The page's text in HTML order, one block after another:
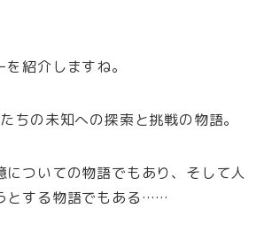
紹介しますね。
ちの未知への探索と挑戦の物語。
についての物語でもあり、そして人
とする物語でもある……